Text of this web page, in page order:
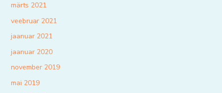
märts 2021
veebruar 2021
jaanuar 2021
jaanuar 2020
november 2019
mai 2019